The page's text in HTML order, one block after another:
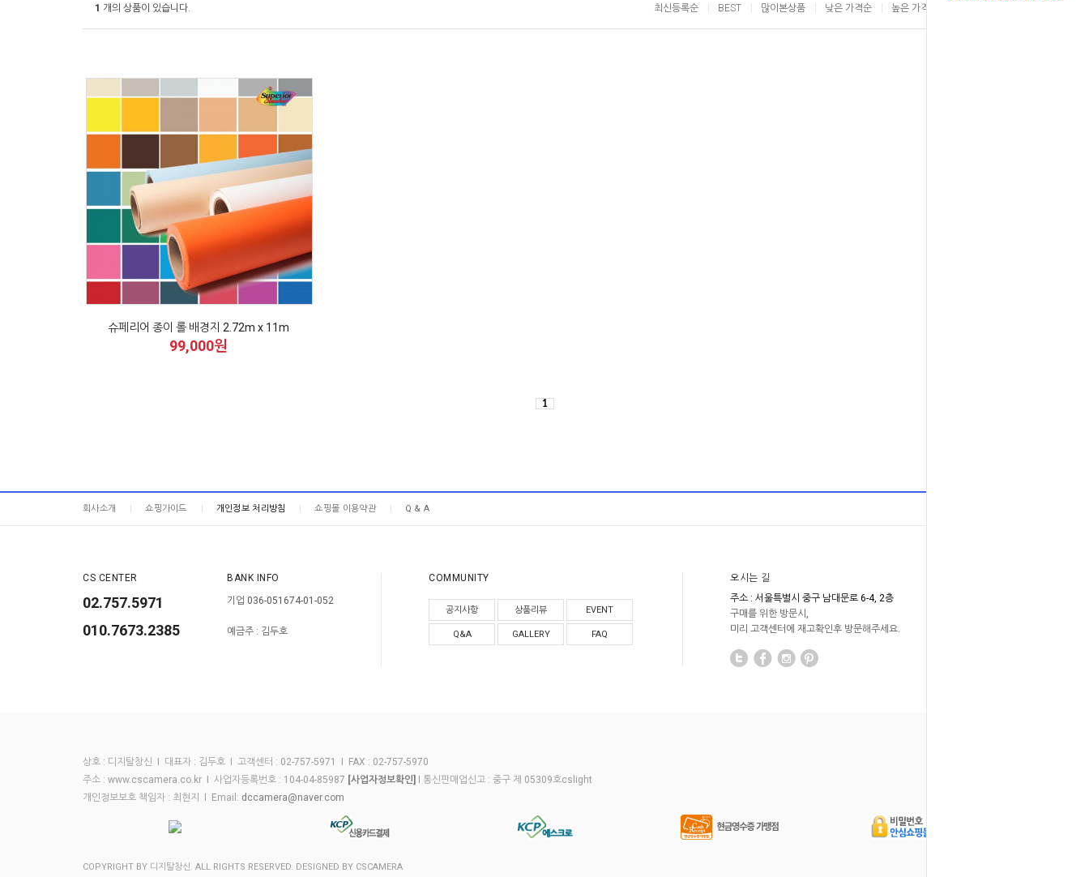
1 개의 상품이 있습니다. 최신등록순 BEST 많이본상품 낮은 가격순 높은 가격순
슈페리어 종이 롤 배경지 2.72m x 11m
99,000원
1
회사소개 쇼핑가이드 개인정보 처리방침 쇼핑몰 이용약관 Q & A
CS CENTER
02.757.5971
010.7673.2385
BANK INFO
기업 036-051674-01-052
예금주 : 김두호
COMMUNITY
공지사항 상품리뷰 EVENT
Q&A GALLERY FAQ
오시는 길
주소 : 서울특별시 중구 남대문로 6-4, 2층
구매를 위한 방문시,
미리 고객센터에 재고확인후 방문해주세요.
상호 : 디지탈창신 I 대표자 : 김두호 I 고객센터 : 02-757-5971 I FAX : 02-757-5970
주소 : www.cscamera.co.kr I 사업자등록번호 : 104-04-85987 [사업자정보확인]
I 통신판매업신고 : 중구 제 05309호cslight
개인정보보호 책임자 : 최현지 I Email: dccamera@naver.com
COPYRIGHT BY 디지탈창신. ALL RIGHTS RESERVED. DESIGNED BY CSCAMERA